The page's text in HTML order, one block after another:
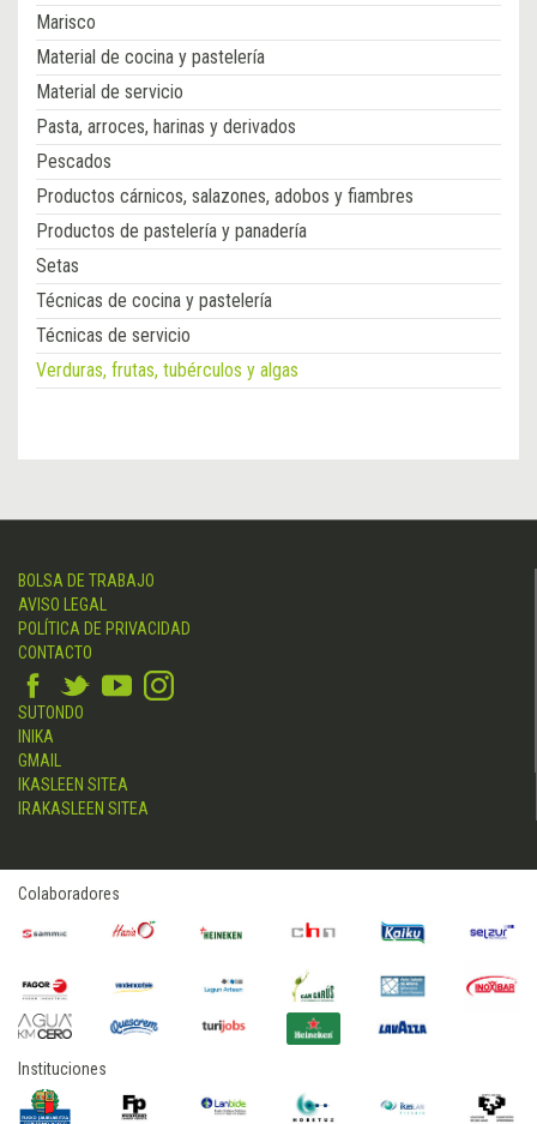
Marisco
Material de cocina y pastelería
Material de servicio
Pasta, arroces, harinas y derivados
Pescados
Productos cárnicos, salazones, adobos y fiambres
Productos de pastelería y panadería
Setas
Técnicas de cocina y pastelería
Técnicas de servicio
Verduras, frutas, tubérculos y algas
BOLSA DE TRABAJO
AVISO LEGAL
POLÍTICA DE PRIVACIDAD
CONTACTO
SUTONDO
INIKA
GMAIL
IKASLEEN SITEA
IRAKASLEEN SITEA
Colaboradores
Instituciones